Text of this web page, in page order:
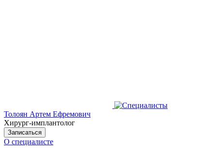
Толоян Артем Ефремович
Хирург-имплантолог
Записаться
О специалисте